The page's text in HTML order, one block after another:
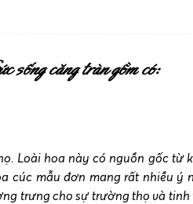
căng tràn gồm có:
Loài hoa này có nguồn gốc từ
cúc mẫu đơn mang rất nhiều ý
trưng cho sự trường thọ và tinh